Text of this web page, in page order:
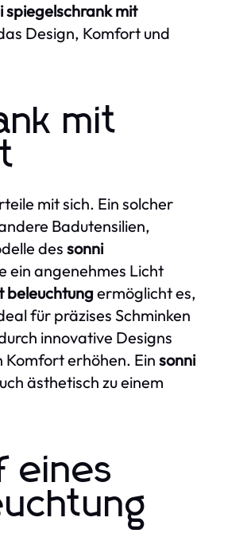
spiegelschrank mit
Design, Komfort und
mit
mit sich. Ein solcher
Badutensilien,
des sonni
ein angenehmes Licht
beleuchtung ermöglicht es,
für präzises Schminken
innovative Designs
Komfort erhöhen. Ein sonni
ästhetisch zu einem
eines